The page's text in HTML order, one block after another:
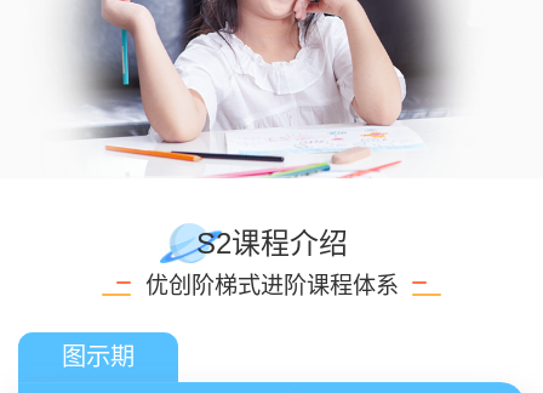
S2课程介绍
优创阶梯式进阶课程体系
图示期